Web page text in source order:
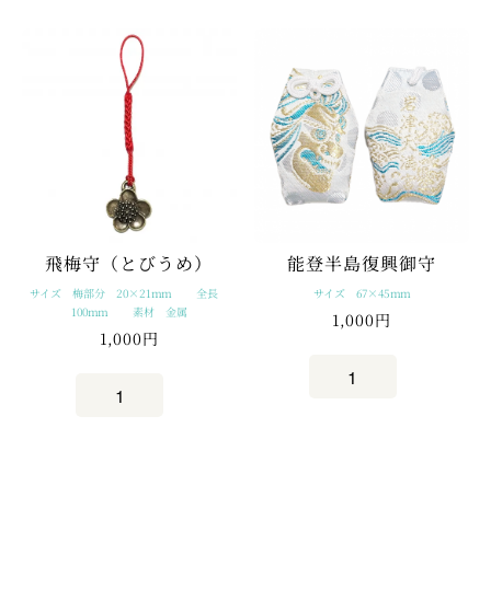
飛梅守（とびうめ）
サイズ 梅部分 20×21mm 全長
100mm 素材 金属
1,000円
能登半島復興御守
サイズ 67×45mm
1,000円